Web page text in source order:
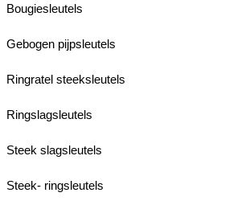
Bougiesleutels
Gebogen pijpsleutels
Ringratel steeksleutels
Ringslagsleutels
Steek slagsleutels
Steek- ringsleutels